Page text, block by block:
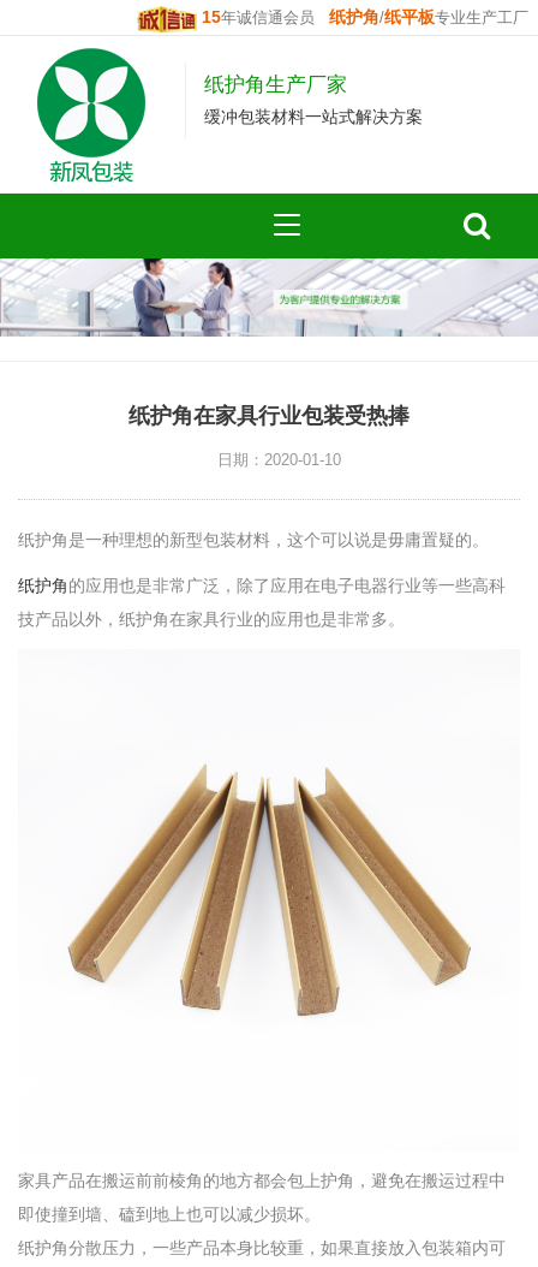
15年诚信通会员 纸护角/纸平板专业生产工厂
纸护角生产厂家
缓冲包装材料一站式解决方案
纸护角在家具行业包装受热捧
日期：2020-01-10
纸护角是一种理想的新型包装材料，这个可以说是毋庸置疑的。
纸护角的应用也是非常广泛，除了应用在电子电器行业等一些高科
技产品以外，纸护角在家具行业的应用也是非常多。
家具产品在搬运前前棱角的地方都会包上护角，避免在搬运过程中
即使撞到墙、磕到地上也可以减少损坏。
纸护角分散压力，一些产品本身比较重，如果直接放入包装箱内可